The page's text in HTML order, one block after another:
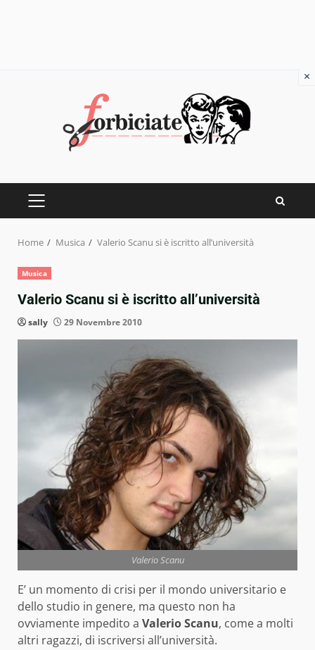
PRIMARY
Home Musica Valerio Scanu si è iscritto all’università
Musica
Valerio Scanu si è iscritto all’università
sally 29 Novembre 2010
Valerio Scanu
E’ un momento di crisi per il mondo universitario e
dello studio in genere, ma questo non ha
ovviamente impedito a Valerio Scanu, come a molti
altri ragazzi, di iscriversi all’università.
×